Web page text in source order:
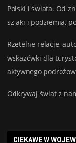
Polski i świata. Od
szlaki i podziemia,
Rzetelne relacje,
wskazówki dla
aktywnego
Odkrywaj świat z
CIEKAWE W